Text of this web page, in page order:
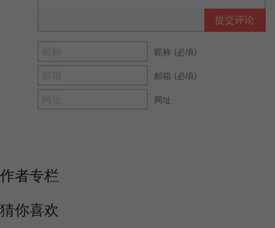
提交评论
昵称 (必填)
邮箱 (必填)
网址
作者专栏
猜你喜欢